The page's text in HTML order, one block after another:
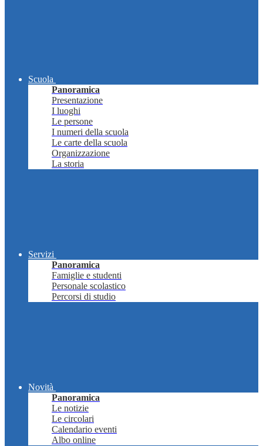
Scuola
Panoramica
Presentazione
I luoghi
Le persone
I numeri della scuola
Le carte della scuola
Organizzazione
La storia
Servizi
Panoramica
Famiglie e studenti
Personale scolastico
Percorsi di studio
Novità
Panoramica
Le notizie
Le circolari
Calendario eventi
Albo online